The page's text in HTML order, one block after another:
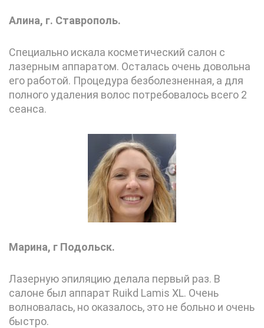
Алина, г. Ставрополь.
Специально искала косметический салон с
лазерным аппаратом. Осталась очень довольна
его работой. Процедура безболезненная, а для
полного удаления волос потребовалось всего 2
сеанса.
Марина, г Подольск.
Лазерную эпиляцию делала первый раз. В
салоне был аппарат Ruikd Lamis XL. Очень
волновалась, но оказалось, это не больно и очень
быстро.